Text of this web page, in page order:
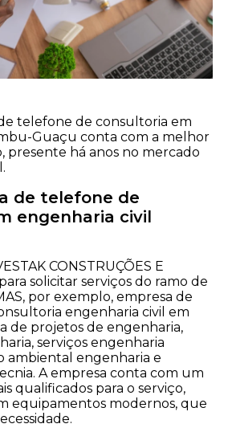
telefone de consultoria em
Guaçu conta com a melhor
presente há anos no mercado
de telefone de
engenharia civil
CONSTRUÇÕES E
solicitar serviços do ramo de
por exemplo, empresa de
engenharia civil em
de projetos de engenharia,
serviços engenharia
ambiental engenharia e
A empresa conta com um
qualificados para o serviço,
equipamentos modernos, que